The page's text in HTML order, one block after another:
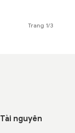
Trang 1/3
Tài nguyên